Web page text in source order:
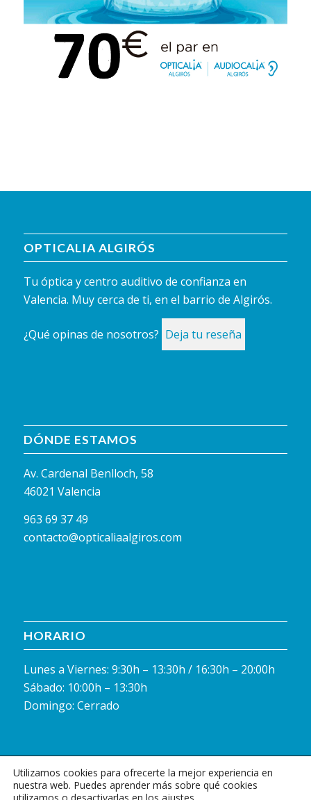
OPTICALIA ALGIRÓS
Tu óptica y centro auditivo de confianza en
Valencia. Muy cerca de ti, en el barrio de Algirós.
¿Qué opinas de nosotros? Deja tu reseña
DÓNDE ESTAMOS
Av. Cardenal Benlloch, 58
46021 Valencia
963 69 37 49
contacto@opticaliaalgiros.com
HORARIO
Lunes a Viernes: 9:30h – 13:30h / 16:30h – 20:00h
Sábado: 10:00h – 13:30h
Domingo: Cerrado
Utilizamos cookies para ofrecerte la mejor experiencia en
nuestra web. Puedes aprender más sobre qué cookies